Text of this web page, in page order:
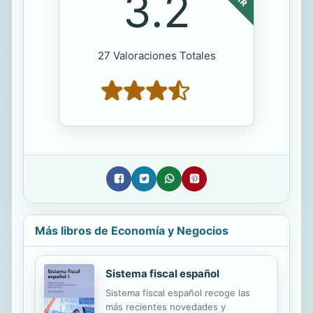
3.2
27 Valoraciones Totales
Más libros de Economía y Negocios
Sistema fiscal español
Sistema fiscal español recoge las
más recientes novedades y